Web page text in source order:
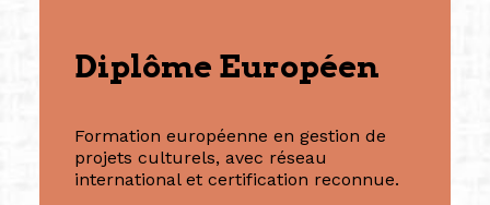
Diplôme Européen
Formation européenne en gestion de
projets culturels, avec réseau
international et certification reconnue.